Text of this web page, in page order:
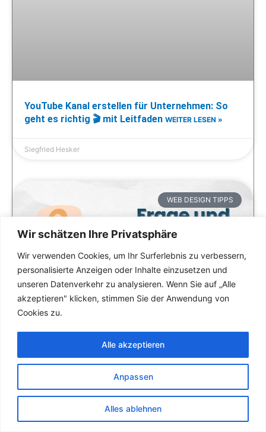
Wir schätzen Ihre Privatsphäre
Wir verwenden Cookies, um Ihr Surferlebnis zu verbessern,
personalisierte Anzeigen oder Inhalte einzusetzen und
unseren Datenverkehr zu analysieren. Wenn Sie auf „Alle
akzeptieren" klicken, stimmen Sie der Anwendung von
Cookies zu.
Anpassen
Alles ablehnen
Alle akzeptieren
YouTube Kanal erstellen für Unternehmen: So
geht es richtig 🎬 mit Leitfaden WEITER LESEN »
Siegfried Hesker
WEB DESIGN TIPPS